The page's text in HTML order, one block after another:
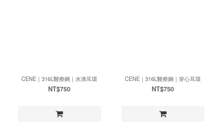
CENE｜316L醫療鋼｜水滴耳環
NT$750
CENE｜316L醫療鋼｜穿心耳環
NT$750